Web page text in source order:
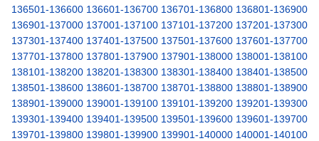
136501-136600 136601-136700 136701-136800 136801-136900
136901-137000 137001-137100 137101-137200 137201-137300
137301-137400 137401-137500 137501-137600 137601-137700
137701-137800 137801-137900 137901-138000 138001-138100
138101-138200 138201-138300 138301-138400 138401-138500
138501-138600 138601-138700 138701-138800 138801-138900
138901-139000 139001-139100 139101-139200 139201-139300
139301-139400 139401-139500 139501-139600 139601-139700
139701-139800 139801-139900 139901-140000 140001-140100